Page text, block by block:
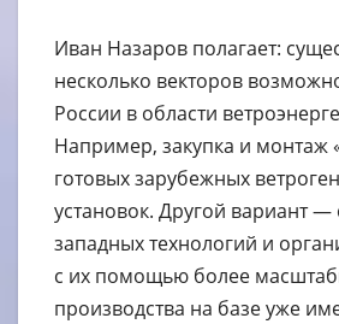
Иван Назаров полагает:
несколько векторов
России в области
Например, закупка и монтаж
готовых зарубежных
установок. Другой вариант —
западных технологий и
с их помощью более
производства на базе уже